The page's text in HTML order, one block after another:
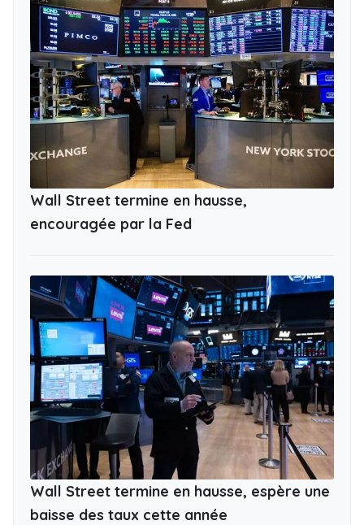
Wall Street termine en hausse,
encouragée par la Fed
Wall Street termine en hausse, espère une
baisse des taux cette année